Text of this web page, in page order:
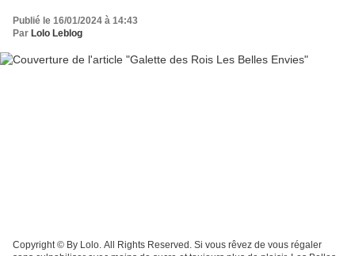
Publié le 16/01/2024 à 14:43
Par Lolo Leblog
Copyright © By Lolo. All Rights Reserved. Si vous rêvez de vous régaler